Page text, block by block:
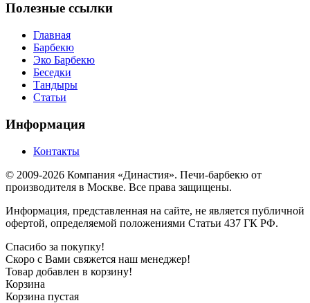
Полезные ссылки
Главная
Барбекю
Эко Барбекю
Беседки
Тандыры
Статьи
Информация
Контакты
© 2009-2026 Компания «Династия». Печи-барбекю от
производителя в Москве. Все права защищены.
Информация, представленная на сайте, не является публичной
офертой, определяемой положениями Статьи 437 ГК РФ.
Спасибо за покупку!
Скоро с Вами свяжется наш менеджер!
Товар добавлен в корзину!
Корзина
Корзина пустая